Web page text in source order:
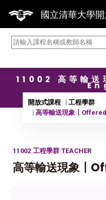
國立清華大學
11002 高等輸
開放式課程
工程學群
高等輸送現象〡
11002 工程學群 TEACHER
高等輸送現象〡